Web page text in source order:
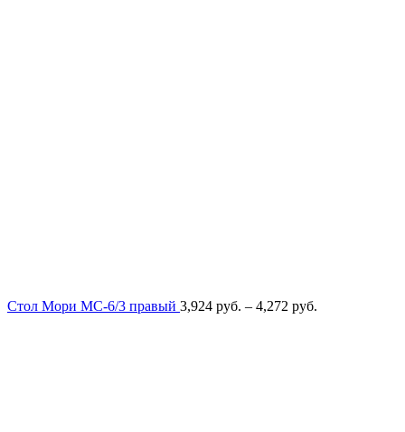
Стол Мори МС-6/3 правый 3,924 руб. – 4,272 руб.